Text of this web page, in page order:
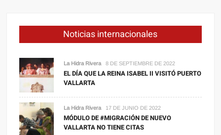
Noticias internacionales
La Hidra Rivera 8 DE SEPTIEMBRE DE 2022
EL DÍA QUE LA REINA ISABEL II VISITÓ PUERTO
VALLARTA
La Hidra Rivera 17 DE JUNIO DE 2022
MÓDULO DE #MIGRACIÓN DE NUEVO
VALLARTA NO TIENE CITAS